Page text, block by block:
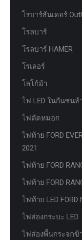
โรบาร์ธันเดอร์
โรลบาร์
โรลบาร์ HAMER
โรเลอร์
โลโก้ม้า
ไฟ LED ในกันชนท้
ไฟตัดหมอก
ไฟท้าย FORD
2021
ไฟท้าย FORD
ไฟท้าย FORD
ไฟท้าย LED FORD
ไฟส่องกระบะ LED
ไฟส่องพื้นกระจกข้า